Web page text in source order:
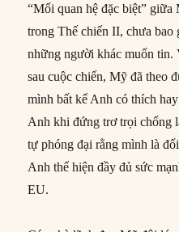
“Mối quan hệ đặc biệt”
trong Thế chiến II, chưa
những người khác muốn tin.
sau cuộc chiến, Mỹ đã theo
mình bất kể Anh có thích
Anh khi đứng trơ trọi chống
tự phóng đại rằng mình là
Anh thể hiện đầy đủ sức
EU.